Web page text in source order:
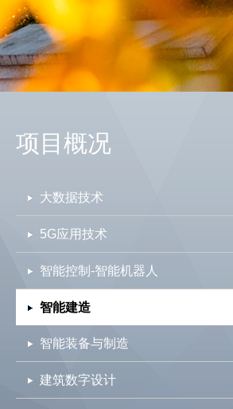
项目概况
大数据技术
5G应用技术
智能控制-智能机器人
智能建造
智能装备与制造
建筑数字设计